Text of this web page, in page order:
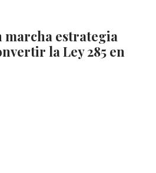
marcha estrategia
la Ley 285 en